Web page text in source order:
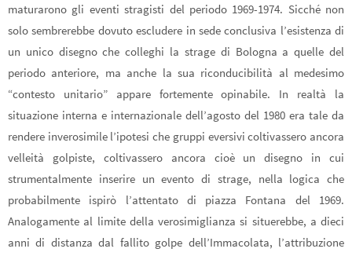
maturarono gli eventi stragisti del periodo 1969-1974. Sicché non
solo sembrerebbe dovuto escludere in sede conclusiva l’esistenza di
un unico disegno che colleghi la strage di Bologna a quelle del
periodo anteriore, ma anche la sua riconducibilità al medesimo
“contesto unitario” appare fortemente opinabile. In realtà la
situazione interna e internazionale dell’agosto del 1980 era tale da
rendere inverosimile l’ipotesi che gruppi eversivi coltivassero ancora
velleità golpiste, coltivassero ancora cioè un disegno in cui
strumentalmente inserire un evento di strage, nella logica che
probabilmente ispirò l’attentato di piazza Fontana del 1969.
Analogamente al limite della verosimiglianza si situerebbe, a dieci
anni di distanza dal fallito golpe dell’Immacolata, l’attribuzione